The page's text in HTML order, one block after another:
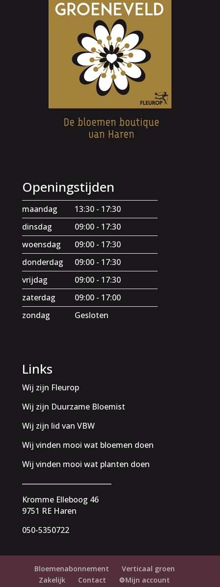
Openingstijden
maandag
13:30 - 17:30
dinsdag
09:00 - 17:30
woensdag
09:00 - 17:30
donderdag
09:00 - 17:30
vrijdag
09:00 - 17:30
zaterdag
09:00 - 17:00
zondag
Gesloten
Links
Wij zijn Fleurop
Wij zijn Duurzame Bloemist
Wij zijn lid van VBW
Wij vinden mooi wat bloemen doen
Wij vinden mooi wat planten doen
Kromme Elleboog 46
9751 RE Haren
050-5350722
Bloemenabonnement
Verticaal groen
Zakelijk
Contact ⚙️Mijn account